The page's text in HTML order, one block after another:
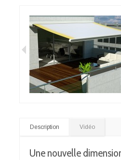
Description Vidéo
Une nouvelle